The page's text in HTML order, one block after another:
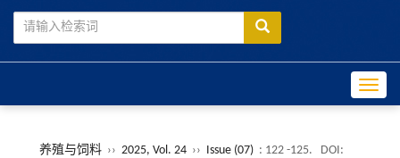
养殖与饲料 ›› 2025, Vol. 24 ›› Issue (07) : 122 -125.
DOI: